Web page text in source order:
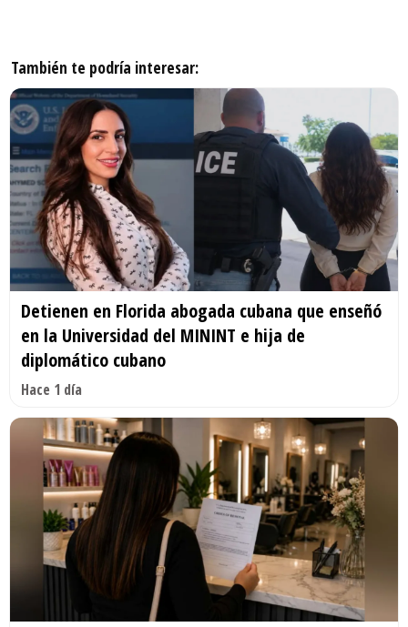
También te podría interesar:
Detienen en Florida abogada cubana que enseñó
en la Universidad del MININT e hija de
diplomático cubano
Hace 1 día